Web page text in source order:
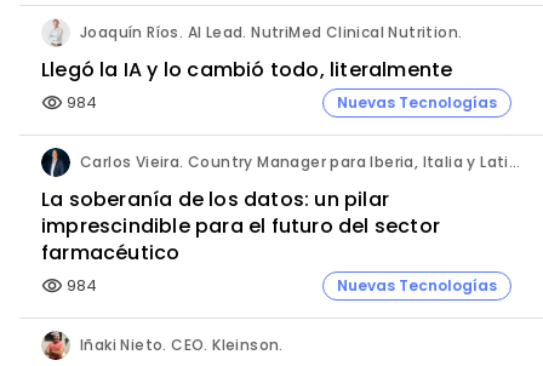
Joaquín Ríos. AI Lead. NutriMed Clinical Nutrition.
Llegó la IA y lo cambió todo, literalmente
visibility 984 Nuevas Tecnologías
Carlos Vieira. Country Manager para Iberia, Italia y Latinoamérica. Hornetsecurity.
La soberanía de los datos: un pilar
imprescindible para el futuro del sector
farmacéutico
visibility 984 Nuevas Tecnologías
Iñaki Nieto. CEO. Kleinson.